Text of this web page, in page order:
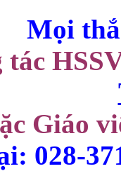
Mọi
tác
Giáo
028-